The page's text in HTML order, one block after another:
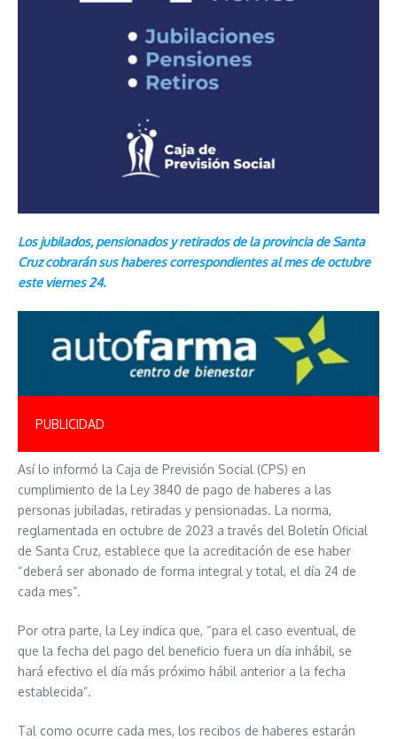
Los jubilados, pensionados y retirados de la provincia de Santa
Cruz cobrarán sus haberes correspondientes al mes de octubre
este viernes 24.
PUBLICIDAD
Así lo informó la Caja de Previsión Social (CPS) en
cumplimiento de la Ley 3840 de pago de haberes a las
personas jubiladas, retiradas y pensionadas. La norma,
reglamentada en octubre de 2023 a través del Boletín Oficial
de Santa Cruz, establece que la acreditación de ese haber
“deberá ser abonado de forma integral y total, el día 24 de
cada mes”.
Por otra parte, la Ley indica que, “para el caso eventual, de
que la fecha del pago del beneficio fuera un día inhábil, se
hará efectivo el día más próximo hábil anterior a la fecha
establecida”.
Tal como ocurre cada mes, los recibos de haberes estarán